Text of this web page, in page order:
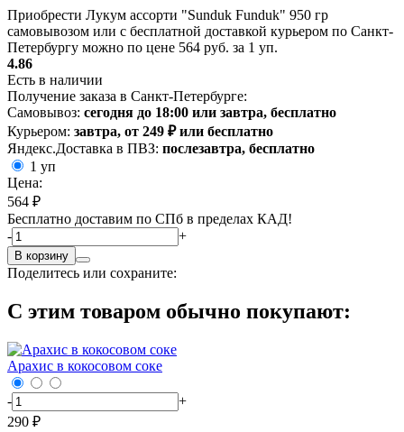
Приобрести Лукум ассорти "Sunduk Funduk" 950 гр
самовывозом или с бесплатной доставкой курьером по Санкт-
Петербургу можно по цене 564 руб. за 1 уп.
4.86
Есть в наличии
Получение заказа в Санкт-Петербурге:
Самовывоз: сегодня до 18:00 или завтра, бесплатно
Курьером: завтра, от 249 ₽ или бесплатно
Яндекс.Доставка в ПВЗ: послезавтра, бесплатно
1 уп
Цена:
564 ₽
Бесплатно доставим по СПб в пределах КАД!
-
+
В корзину
Поделитесь или сохраните:
С этим товаром обычно покупают:
Арахис в кокосовом соке
-
+
290 ₽